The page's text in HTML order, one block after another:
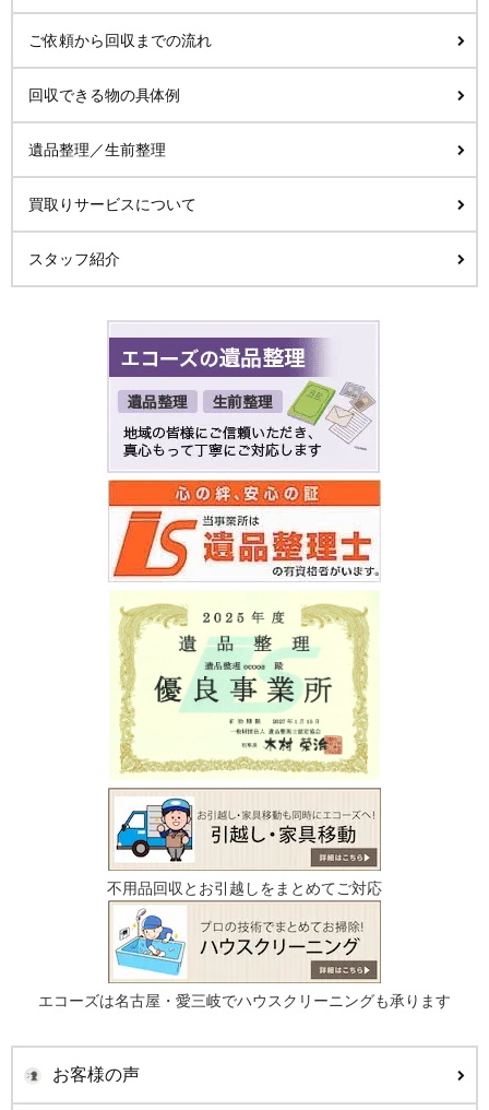
ご依頼から回収までの流れ
回収できる物の具体例
遺品整理／生前整理
買取りサービスについて
スタッフ紹介
不用品回収とお引越しをまとめてご対応
エコーズは名古屋・愛三岐でハウスクリーニングも承ります
お客様の声